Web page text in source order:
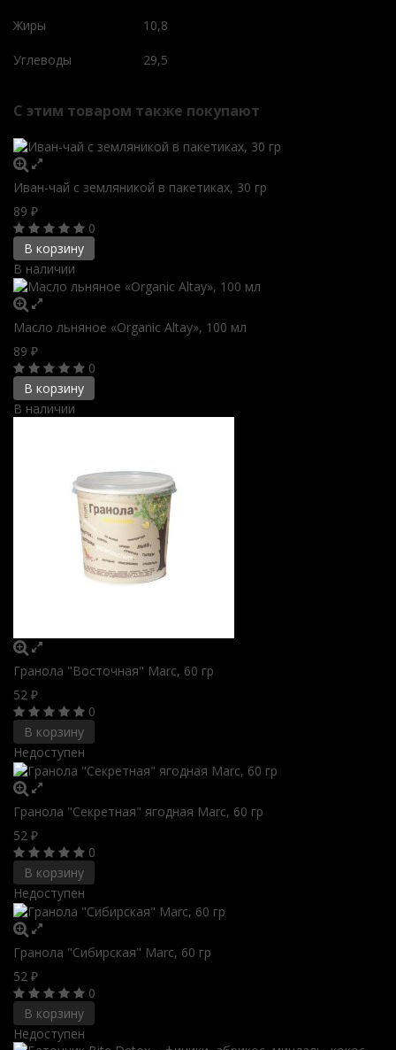
Жиры 10,8
Углеводы 29,5
С этим товаром также покупают
Иван-чай с земляникой в пакетиках, 30 гр
89 ₽
0
В корзину
В наличии
Масло льняное «Organic Altay», 100 мл
89 ₽
0
В корзину
В наличии
Гранола "Восточная" Marc, 60 гр
52 ₽
0
В корзину
Недоступен
Гранола "Секретная" ягодная Marc, 60 гр
52 ₽
0
В корзину
Недоступен
Гранола "Сибирская" Marc, 60 гр
52 ₽
0
В корзину
Недоступен